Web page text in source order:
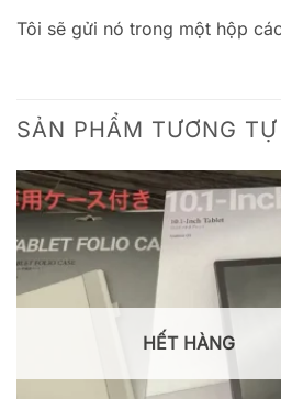
Tôi sẽ gửi nó trong một hộp
SẢN PHẨM TƯƠNG TỰ
HẾT HÀNG